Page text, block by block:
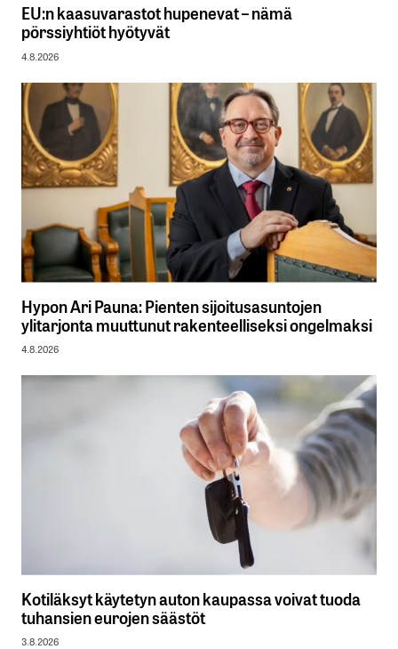
EU:n kaasuvarastot hupenevat – nämä
pörssiyhtiöt hyötyvät
4.8.2026
Hypon Ari Pauna: Pienten sijoitusasuntojen
ylitarjonta muuttunut rakenteelliseksi ongelmaksi
4.8.2026
Kotiläksyt käytetyn auton kaupassa voivat tuoda
tuhansien eurojen säästöt
3.8.2026